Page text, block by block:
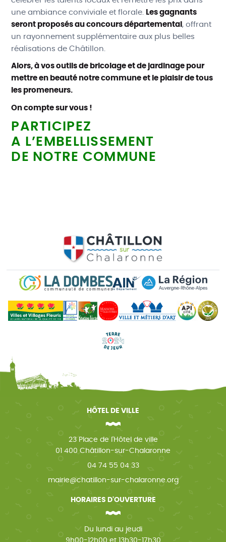
une ambiance conviviale et florale.
Les gagnants
seront proposés au concours départemental , offrant
un rayonnement supplémentaire aux plus belles
réalisations de Châtillon.
Alors, à vos outils de bricolage et de jardinage pour
mettre en beauté notre commune et le plaisir de tous
les promeneurs.
On compte sur vous !
PARTICIPEZ
A L’EMBELLISSEMENT
DE NOTRE COMMUNE
HÔTEL DE VILLE
23 Place de l'Hôtel de ville
01 400 Châtillon-sur-Chalaronne
04 74 55 04 33
mairie@chatillon-sur-chalaronne.org
HORAIRES D'OUVERTURE
Du lundi au jeudi
9h00-12h00 et 13h30-17h30